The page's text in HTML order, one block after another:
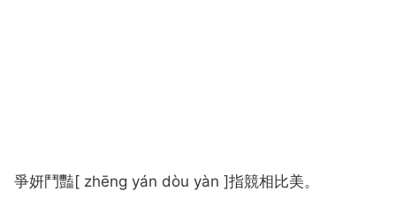
爭妍鬥豔[ zhēng yán dòu yàn ]指競相比美。